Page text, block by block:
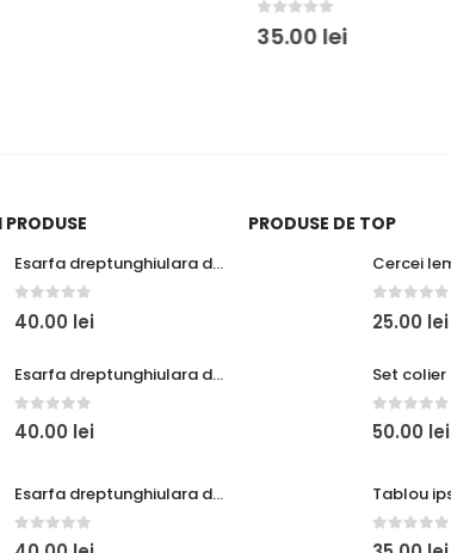
Esarfa dreptunghiulara din vascoza cu aspect creponat, verde turcoaz
0out of 5
40.00 lei
Esarfa dreptunghiulara din vascoza cu aspect creponat, coral
0out of 5
40.00 lei
Esarfa dreptunghiulara din vascoza cu aspect creponat, rosu
0out of 5
PRODUSE DE TOP
0 out of 5
25.00 lei
0out of 5
50.00 lei
0 out of 5